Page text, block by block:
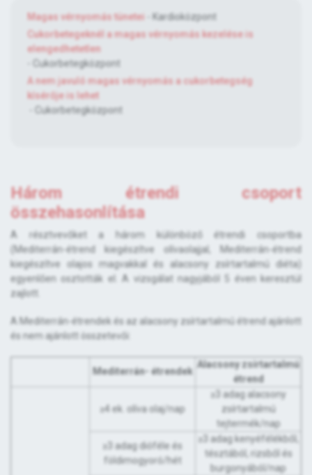
Magas vérnyomás tünetei
- Kardioközpont
Cukorbetegeknél a magas vérnyomás kezelése is
elengedhetetlen
- Cukorbetegközpont
A nem javuló magas vérnyomás a cukorbetegség
kísérője is lehet
- Cukorbetegközpont
Három étrendi csoport
összehasonlítása
A résztvevőket a három különböző étrendi csoportba
(Mediterrán-étrend kiegészítve olívaolajjal, Mediterrán-étrend
kiegészítve olajos magvakkal és alacsony zsírtartalmú diéta)
egyenlően osztották el. A vizsgálat nagyjából 5 éven keresztül
zajlott.
A Mediterrán-étrendek és az alacsony zsírtartalmú étrend ajánlott
és nem ajánlott összetevői:
Mediterrán- étrendek
Alacsony zsírtartalmú
étrend
≥4 ek. olíva olaj/nap
≥3 adag alacsony
zsírtartalmú
tejtermék/nap
≥3 adag dióféle és
földimogyoró/hét
≥3 adag kenyéfélékből,
tésztából, rizsből és
burgonyából/nap